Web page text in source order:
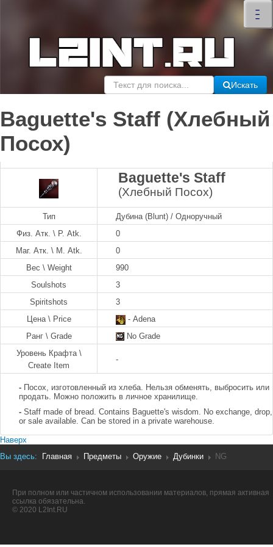
–
–
–
×
Искать
Baguette's Staff (Хлебный
Посох)
Baguette's Staff
(Хлебный Посох)
Тип
Дубина (Blunt) / Одноручный
Физ. Атк. \ P. Atk.
0
Маг. Атк. \ M. Atk.
0
Вес \ Weight
990
Soulshots
3
Spiritshots
3
Цена \ Price
- Adena
Ранг \ Grade
No Grade
Уровень Крафта \
Create Item
-
- Посох, изготовленный из хлеба. Нельзя обменять, выбросить или
продать. Можно положить в личное хранилище.
- Staff made of bread. Contains Baguette's wisdom. No exchange, drop,
or sale available. Can be stored in a private warehouse.
Наверх
Вы здесь:
Главная Предметы Оружие Дубинки NG
При полном или частичном использовании материалов, прямая активная
ссылка обязательна.
© 2020 L2Int.RU